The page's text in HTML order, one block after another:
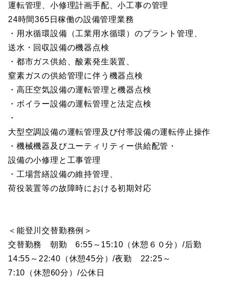
運転管理、小修理計画手配、小工事の管理
24時間365日稼働の設備管理業務
・用水循環設備（工業用水循環）のプラント管理、
送水・回収設備の機器点検
・都市ガス供給、酸素発生装置、
窒素ガスの供給管理に伴う機器点検
・高圧空気設備の運転管理と機器点検
・ボイラー設備の運転管理と法定点検
・
大型空調設備の運転管理及び付帯設備の運転停止操作
・機械機器及びユーティリティー供給配管・
設備の小修理と工事管理
・工場営繕設備の維持管理、
荷役装置等の故障時における初期対応
＜能登川交替勤務例＞
交替勤務 朝勤 6:55～15:10（休憩６０分）/后勤
14:55～22:40（休憩45分）/夜勤 22:25～
7:10（休憩60分）/公休日